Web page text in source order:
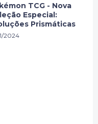
TCG - Nova
Especial:
Prismáticas
2024